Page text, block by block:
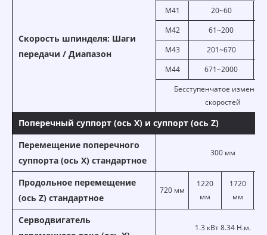
Скорость шпинделя: Шаги
передачи / Диапазон
M41
20~60
M42
61~200
M43
201~670
M44
671~2000
Бесступенчатое
скоростей
Поперечный суппорт (ось X) и суппорт (ось Z)
Перемещение поперечного
суппорта (ось X) стандартное
300 мм
Продольное перемещение
(ось Z) стандартное
720 мм
1220
мм
1720
мм
Серводвигатель
1.3 кВт 8.34 Н.м.